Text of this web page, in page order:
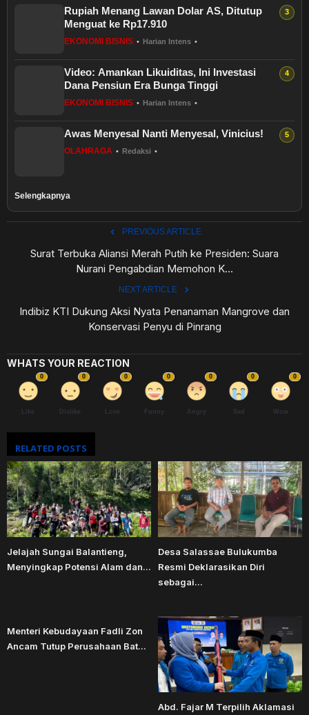
Rupiah Menang Lawan Dolar AS, Ditutup
Menguat ke Rp17.910
EKONOMI BISNIS • Harian Intens •
Video: Amankan Likuiditas, Ini Investasi
Dana Pensiun Era Bunga Tinggi
EKONOMI BISNIS • Harian Intens •
Awas Menyesal Nanti Menyesal, Vinicius!
OLAHRAGA • Redaksi •
Selengkapnya
PREVIOUS ARTICLE
Surat Terbuka Aliansi Merah Putih ke Presiden: Suara
Nurani Pengabdian Memohon K...
NEXT ARTICLE
Indibiz KTI Dukung Aksi Nyata Penanaman Mangrove dan
Konservasi Penyu di Pinrang
WHATS YOUR REACTION
0 0
Dislike
0
Love
0
Funny
0
Angry
0
Sad
0
Wow
RELATED POSTS
Jelajah Sungai Balantieng,
Menyingkap Potensi Alam dan...
Desa Salassae Bulukumba
Resmi Deklarasikan Diri
sebagai...
Menteri Kebudayaan Fadli Zon
Ancam Tutup Perusahaan Bat...
Abd. Fajar M Terpilih Aklamasi